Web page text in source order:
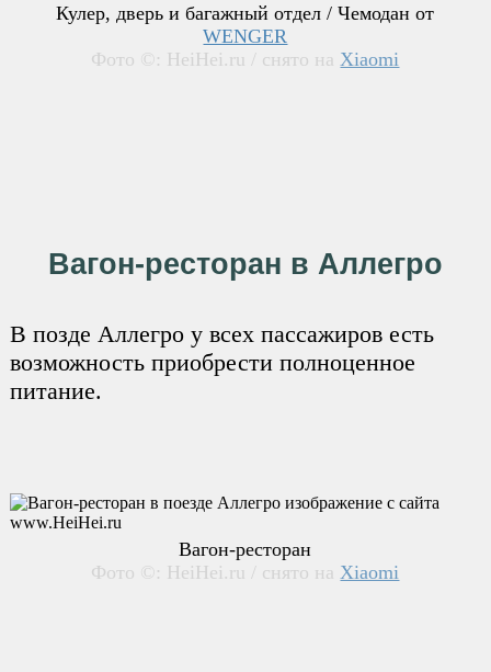
Кулер, дверь и багажный отдел / Чемодан от
WENGER
Фото ©: HeiHei.ru / снято на Xiaomi
Вагон-ресторан в Аллегро
В позде Аллегро у всех пассажиров есть
возможность приобрести полноценное
питание.
Вагон-ресторан
Фото ©: HeiHei.ru / снято наXiaomi